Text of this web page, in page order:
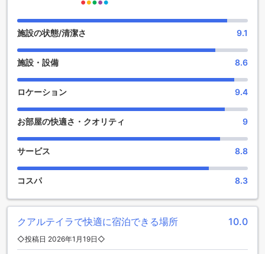
ドム ジョセ ビーチホテルのエンターテイメント施設
楽しみを提供する多彩なエンターテイメント施設が整ってい
ます。まず、ホテル内にあるバーでは、リフレッシュできる
ドリンクやカクテルを楽しむことができ、友人や家族と共に
素敵なひとときを過ごせます。バーカウンターでは、地元の
トガルの風味を感じながら、心地よい夜を演出してくれるこ
とでしょう。
また、共有ラウンジやテレビエリアも完備されており、他の
ゲストとの交流や、リラックスした時間を過ごすのに最適で
しむことができ、心温まるコミュニティの雰囲気を味わえま
す。さらに、マッサージサービスも提供されており、旅の疲
セ ビーチホテルでの滞在は、心身ともにリフレッシュできる
特別な体験となることでしょう。
ドム ジョセ ビーチホテルのスポーツ施設
施設の状態/清潔さ 9.1
施設・設備 8.6
ロケーション 9.4
お部屋の快適さ・クオリティ 9
サービス 8.8
コスパ 8.3
クアルテイラで快適に宿泊できる場所 10.0
◇投稿日 2026年1月19日◇